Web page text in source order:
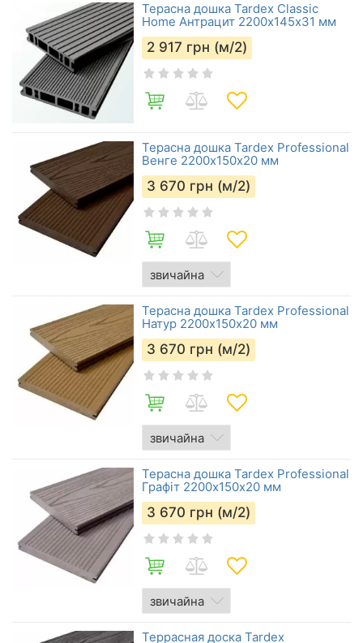
Терасна дошка Tardex Classic
Home Антрацит 2200х145х31 мм
2 917 грн (м/2)
Терасна дошка Tardex Professional
Венге 2200х150х20 мм
3 670 грн (м/2)
Терасна дошка Tardex Professional
Натур 2200х150х20 мм
3 670 грн (м/2)
Терасна дошка Tardex Professional
Графіт 2200х150х20 мм
3 670 грн (м/2)
Террасная доска Tardex